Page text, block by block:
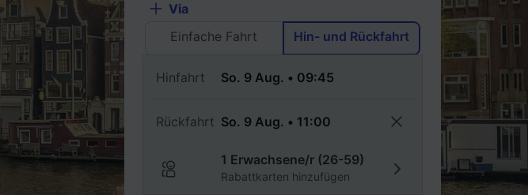
Via
Einfache Fahrt
Hin- und Rückfahrt
Hinfahrt
Rückfahrt
1 Erwachsene/r (26-59)
Rabattkarten hinzufügen